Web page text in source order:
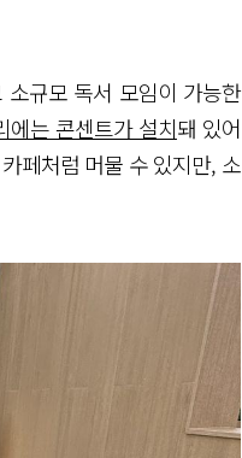
소규모 독서 모임이 가능한
에는 콘센트가 설치돼 있어
페처럼 머물 수 있지만, 소